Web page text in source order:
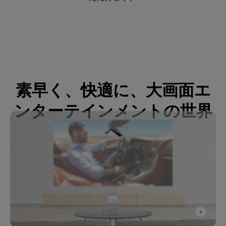
素早く、快適に、大画面エ
ンターテインメントの世界
へ